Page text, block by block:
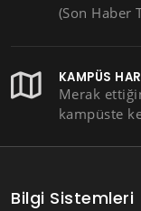
(Son Haber
KAMPÜS
Merak
kampüste
Bilgi Sistemleri